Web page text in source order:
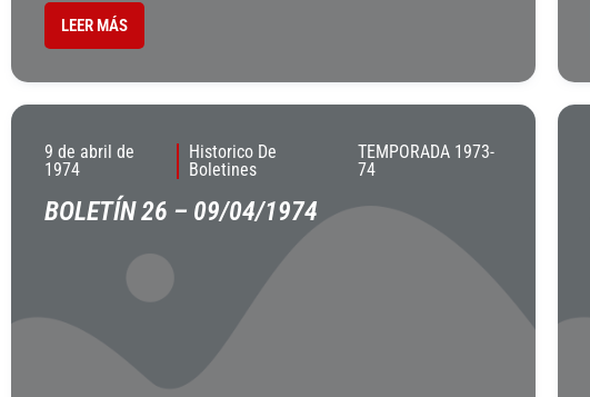
LEER MÁS
9 de abril de
1974
Historico De
Boletines
TEMPORADA 1973-
74
BOLETÍN 26 – 09/04/1974